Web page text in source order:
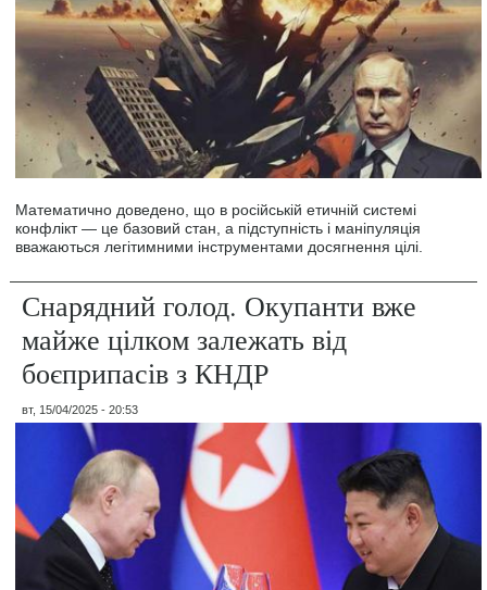
Математично доведено, що в російській етичній системі
конфлікт — це базовий стан, а підступність і маніпуляція
вважаються легітимними інструментами досягнення цілі.
Снарядний голод. Окупанти вже
майже цілком залежать від
боєприпасів з КНДР
вт, 15/04/2025 - 20:53